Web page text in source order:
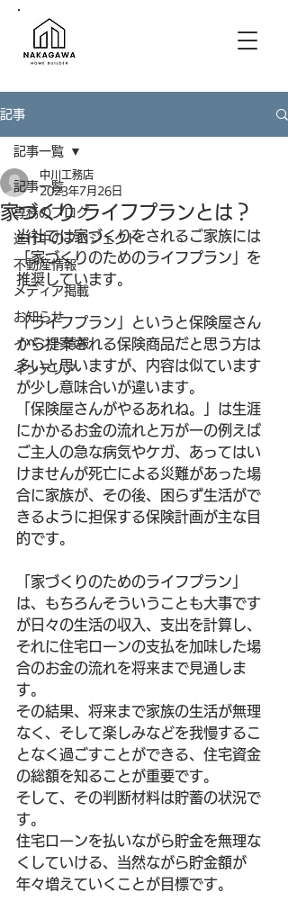
記事
記事一覧
専務のブログ
進行中のプロジェクト
不動産情報
メディア掲載
お知らせ
イベント情報
インテリア
記事一覧
家づくり ライフプランとは？
中川工務店
2023年7月26日
当社では家づくりをされるご家族には
「家づくりのためのライフプラン」を
推奨しています。
「ライフプラン」というと保険屋さん
から提案される保険商品だと思う方は
多いと思いますが、内容は似ています
が少し意味合いが違います。
「保険屋さんがやるあれね。」は生涯
にかかるお金の流れと万が一の例えば
ご主人の急な病気やケガ、あってはい
けませんが死亡による災難があった場
合に家族が、その後、困らず生活がで
きるように担保する保険計画が主な目
的です。
「家づくりのためのライフプラン」
は、もちろんそういうことも大事です
が日々の生活の収入、支出を計算し、
それに住宅ローンの支払を加味した場
合のお金の流れを将来まで見通しま
す。
その結果、将来まで家族の生活が無理
なく、そして楽しみなどを我慢するこ
となく過ごすことができる、住宅資金
の総額を知ることが重要です。
そして、その判断材料は貯蓄の状況で
す。
住宅ローンを払いながら貯金を無理な
くしていける、当然ながら貯金額が
年々増えていくことが目標です。